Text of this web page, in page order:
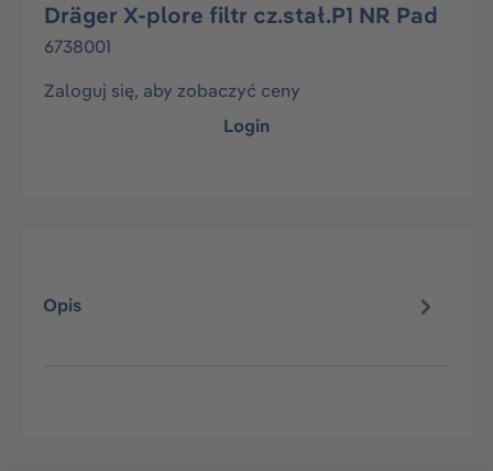
Dräger X-plore filtr cz.stał.P1 NR Pad
6738001
Zaloguj się, aby zobaczyć ceny
Login
Opis